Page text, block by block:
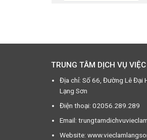
TRUNG TÂM DỊCH VỤ
Địa chỉ: Số 66, Đường Lê Đại
Lạng Sơn
Điện thoại: 02056.289.289
Email:
Website: